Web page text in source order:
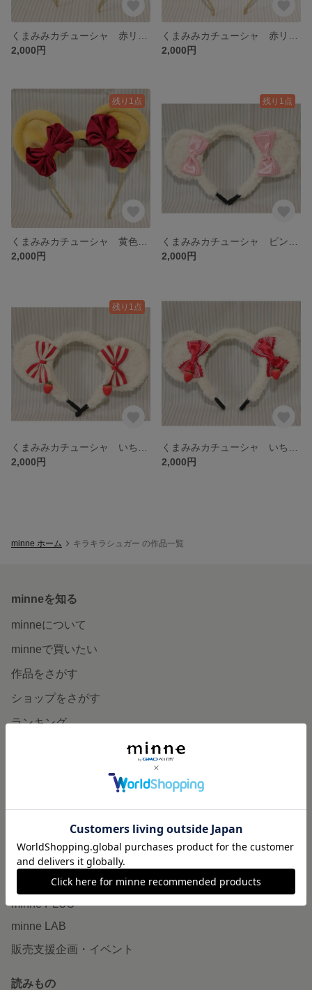
2,000円
2,000円
残り1点
2,000円
残り1点
2,000円
残り1点
2,000円
2,000円
minne ホーム キラキラシュガー の作品一覧
minneを知る
minneについて
minneで買いたい
作品をさがす
ショップをさがす
ランキング
minneで売りたい
ヴィンテージ販売
ダウンロード販売
minne PLUS
minne LAB
販売支援企画・イベント
読みもの